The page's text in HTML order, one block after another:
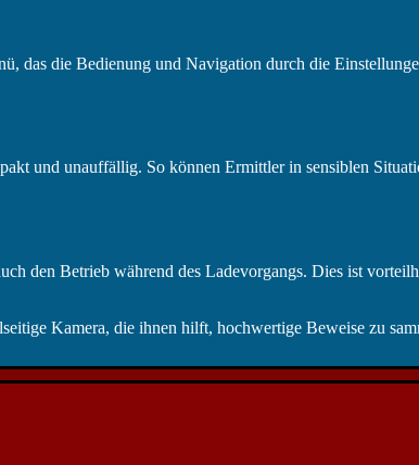
das die Bedienung und Navigation durch die
und unauffällig. So können Ermittler in sensiblen
den Betrieb während des Ladevorgangs. Dies ist
Kamera, die ihnen hilft, hochwertige Beweise zu